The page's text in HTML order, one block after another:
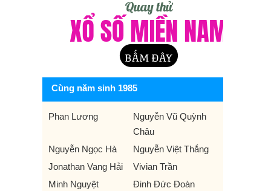
Cùng năm sinh 1985
Phan Lương
Nguyễn Vũ Quỳnh
Châu
Nguyễn Ngọc Hà
Nguyễn Việt Thắng
Jonathan Vang Hải
Vivian Trần
Minh Nguyệt
Đinh Đức Đoàn